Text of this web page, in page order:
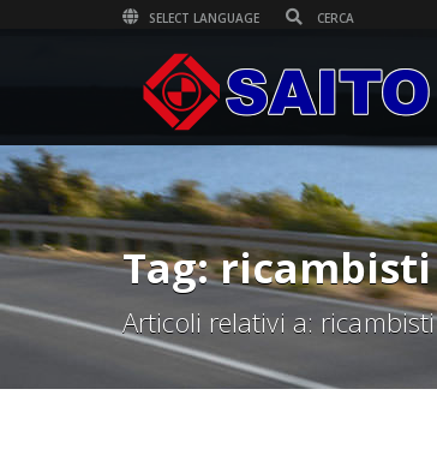
SELECT LANGUAGE
Tag: ricambisti
Articoli relativi a: ricambisti